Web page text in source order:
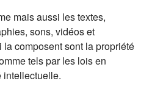
mais aussi les textes,
sons, vidéos et
composent sont la propriété
tels par les lois en
intellectuelle.